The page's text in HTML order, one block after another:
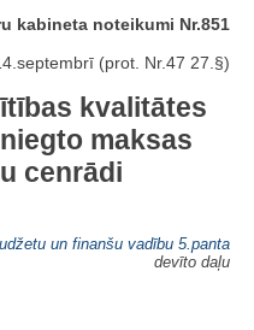
kabineta noteikumi Nr.851
(prot. Nr.47 27.§)
kvalitātes
maksas
cenrādi
un finanšu vadību 5.panta
devīto daļu